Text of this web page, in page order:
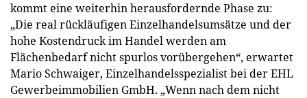
kommt eine weiterhin herausfordernde Phase zu:
„Die real rückläufigen Einzelhandelsumsätze und der
hohe Kostendruck im Handel werden am
Flächenbedarf nicht spurlos vorübergehen“, erwartet
Mario Schwaiger, Einzelhandelsspezialist bei der EHL
Gewerbeimmobilien GmbH. „Wenn nach dem nicht